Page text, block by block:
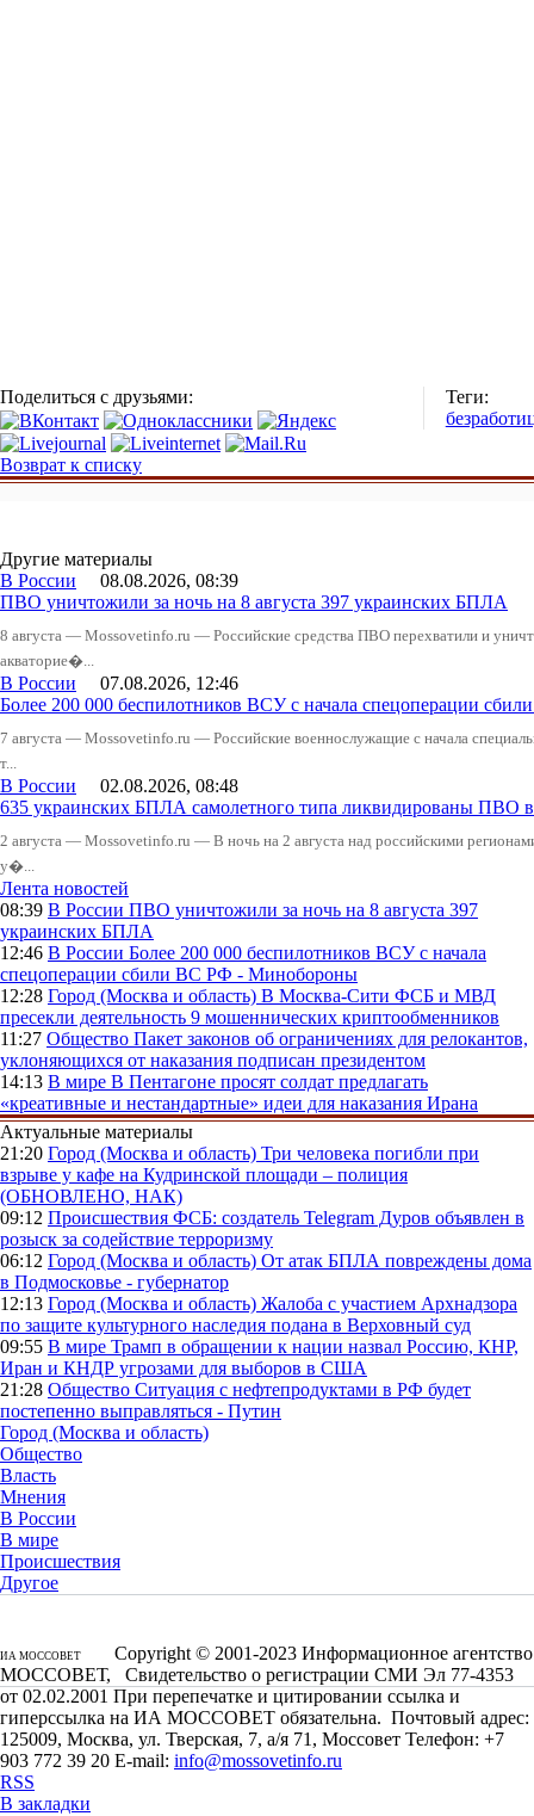
Поделиться с друзьями:
Теги:
Возврат к списку
Другие материалы
В России 08.08.2026, 08:39
ПВО уничтожили за ночь на 8 августа 397 украинских БПЛА
8 августа — Mossovetinfo.ru — Российские средства ПВО перехватили и
акваторие�...
В России 07.08.2026, 12:46
Более 200 000 беспилотников ВСУ с начала спецоперации
7 августа — Mossovetinfo.ru — Российские военнослужащие с начала
т...
В России 02.08.2026, 08:48
635 украинских БПЛА самолетного типа ликвидированы ПВО
2 августа — Mossovetinfo.ru — В ночь на 2 августа над российскими
у�...
Лента новостей
08:39 В России ПВО уничтожили за ночь на 8 августа 397
украинских БПЛА
12:46 В России Более 200 000 беспилотников ВСУ с начала
спецоперации сбили ВС РФ - Минобороны
12:28 Город (Москва и область) В Москва-Сити ФСБ и МВД
пресекли деятельность 9 мошеннических криптообменников
11:27 Общество Пакет законов об ограничениях для релокантов,
уклоняющихся от наказания подписан президентом
14:13 В мире В Пентагоне просят солдат предлагать
«креативные и нестандартные» идеи для наказания Ирана
Актуальные материалы
21:20 Город (Москва и область) Три человека погибли при
взрыве у кафе на Кудринской площади – полиция
(ОБНОВЛЕНО, НАК)
09:12 Происшествия ФСБ: создатель Telegram Дуров объявлен в
розыск за содействие терроризму
06:12 Город (Москва и область) От атак БПЛА повреждены дома
в Подмосковье - губернатор
12:13 Город (Москва и область) Жалоба с участием Архнадзора
по защите культурного наследия подана в Верховный суд
09:55 В мире Трамп в обращении к нации назвал Россию, КНР,
Иран и КНДР угрозами для выборов в США
21:28 Общество Ситуация с нефтепродуктами в РФ будет
постепенно выправляться - Путин
Город (Москва и область)
Общество
Власть
Мнения
В России
В мире
Происшествия
Другое
ИА МОССОВЕТ
Copyright © 2001-2023 Информационное агентство
МОССОВЕТ, Свидетельство о регистрации СМИ Эл 77-4353
от 02.02.2001 При перепечатке и цитировании ссылка и
гиперссылка на ИА МОССОВЕТ обязательна. Почтовый адрес:
125009, Москва, ул. Тверская, 7, а/я 71, Моссовет Телефон: +7
903 772 39 20 E-mail: info@mossovetinfo.ru
RSS
В закладки